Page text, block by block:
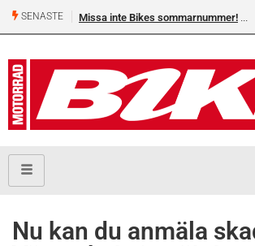
SENASTE Missa inte Bikes sommarnummer!
Nu kan du anmäla